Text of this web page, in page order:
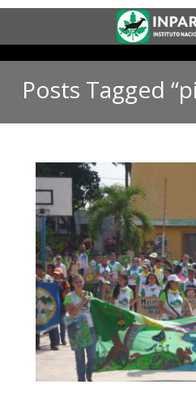
Posts Tagged